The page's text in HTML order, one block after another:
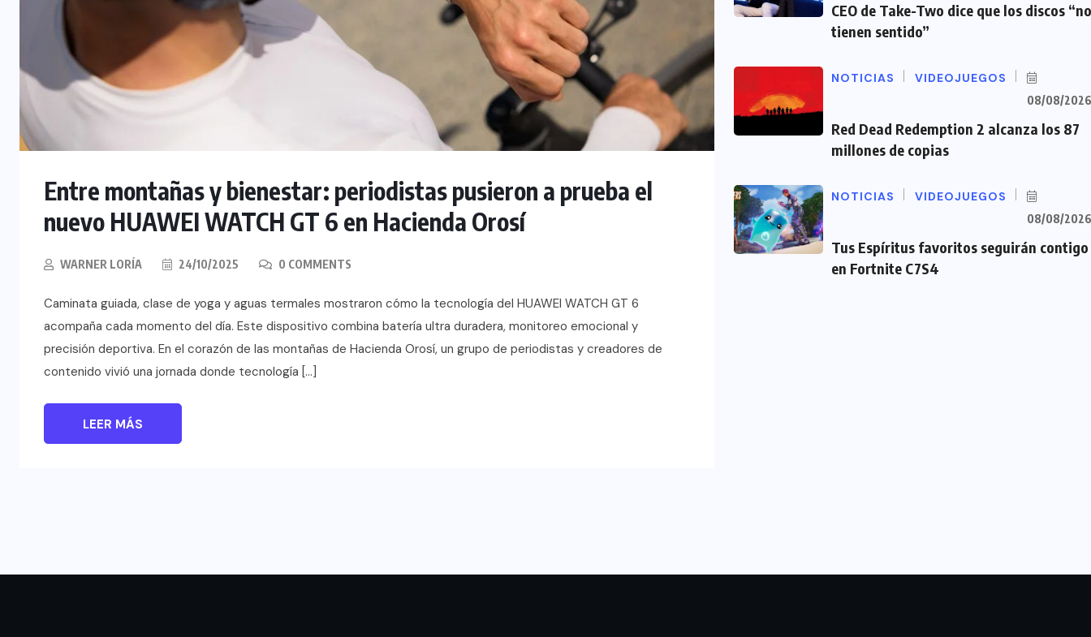
Entre montañas y bienestar: periodistas pusieron a prueba el
nuevo HUAWEI WATCH GT 6 en Hacienda Orosí
WARNER LORÍA 24/10/2025 0 COMMENTS
Caminata guiada, clase de yoga y aguas termales mostraron cómo la tecnología del HUAWEI WATCH GT 6
acompaña cada momento del día. Este dispositivo combina batería ultra duradera, monitoreo emocional y
precisión deportiva. En el corazón de las montañas de Hacienda Orosí, un grupo de periodistas y creadores de
contenido vivió una jornada donde tecnología […]
LEER MÁS
CEO de Take-Two dice que los discos “no
tienen sentido”
NOTICIAS VIDEOJUEGOS
08/08/2026
Red Dead Redemption 2 alcanza los 87
millones de copias
NOTICIAS VIDEOJUEGOS
08/08/2026
Tus Espíritus favoritos seguirán contigo
en Fortnite C7S4